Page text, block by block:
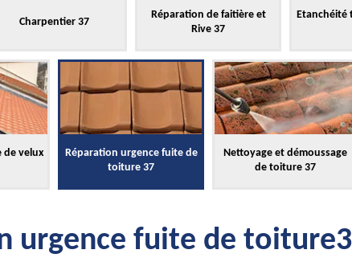
Charpentier 37
Réparation de faitière et
Rive 37
Etanchéité
de velux
Réparation urgence fuite de
toiture 37
Nettoyage et démoussage
de toiture 37
urgence fuite de